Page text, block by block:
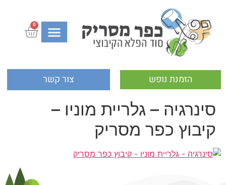
0
הזמנת נופש צור קשר
סינרגיה – גלריית מוניו –
קיבוץ כפר מסריק